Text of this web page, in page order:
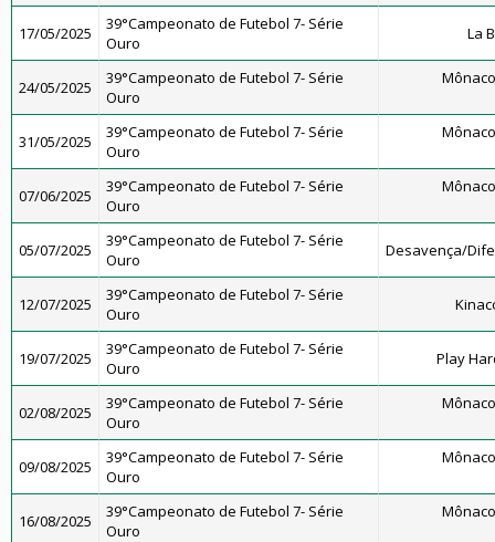
17/05/2025
39°Campeonato de Futebol 7- Série
Ouro
La
24/05/2025
39°Campeonato de Futebol 7- Série
Ouro
31/05/2025
39°Campeonato de Futebol 7- Série
Ouro
07/06/2025
39°Campeonato de Futebol 7- Série
Ouro
05/07/2025
39°Campeonato de Futebol 7- Série
Ouro
Desavença/
12/07/2025
39°Campeonato de Futebol 7- Série
Ouro
19/07/2025
39°Campeonato de Futebol 7- Série
Ouro
Play
02/08/2025
39°Campeonato de Futebol 7- Série
Ouro
09/08/2025
39°Campeonato de Futebol 7- Série
Ouro
16/08/2025
39°Campeonato de Futebol 7- Série
Ouro